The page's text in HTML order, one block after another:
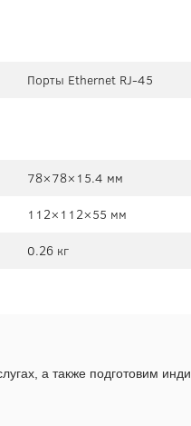
Порты Ethernet RJ-45
78×78×15.4 мм
112×112×55 мм
0.26 кг
а также подготовим